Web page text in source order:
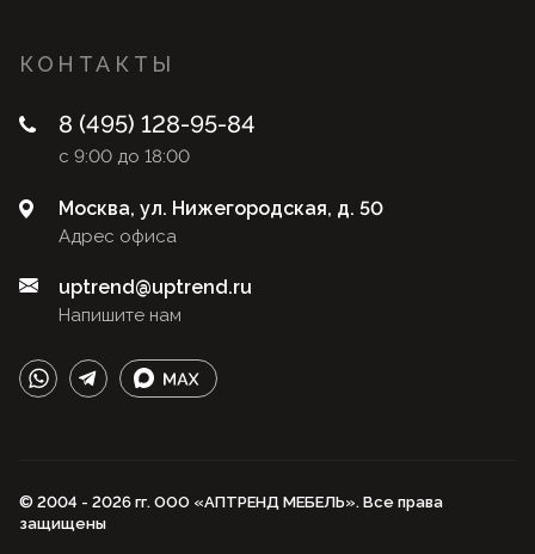
КОНТАКТЫ
8 (495) 128-95-84
с 9:00 до 18:00
Адрес офиса
Москва, ул. Нижегородская, д. 50
Напишите нам
uptrend@uptrend.ru
© 2004 - 2026 гг. ООО «АПТРЕНД МЕБЕЛЬ». Все права
защищены